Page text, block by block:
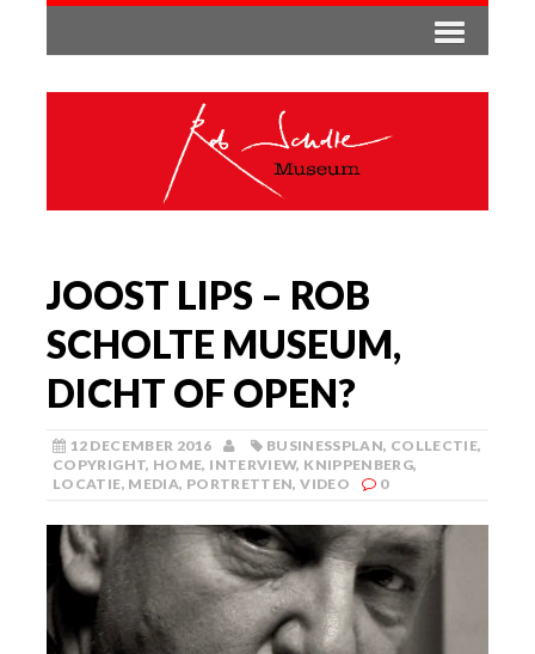
JOOST LIPS – ROB
SCHOLTE MUSEUM,
DICHT OF OPEN?
12 DECEMBER 2016 BUSINESSPLAN, COLLECTIE,
COPYRIGHT, HOME, INTERVIEW, KNIPPENBERG,
LOCATIE, MEDIA, PORTRETTEN,VIDEO 0